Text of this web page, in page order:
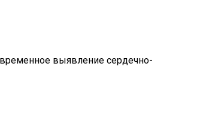
выявление сердечно-